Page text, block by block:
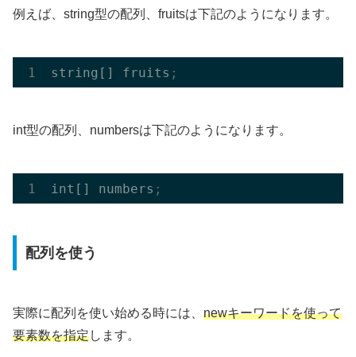
例えば、string型の配列、fruitsは下記のようになります。
string[] fruits ;
int型の配列、numbersは下記のようになります。
int[] numbers ;
配列を使う
実際に配列を使い始める時には、 newキーワードを使って
要素数を指定します。